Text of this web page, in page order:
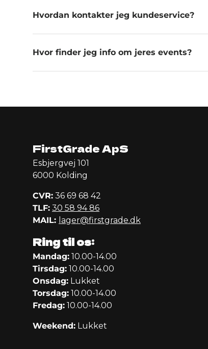
Hvordan kontakter jeg kundeservice?
Hvor finder jeg info om jeres events?
FirstGrade ApS
Esbjergvej 101
6000 Kolding
CVR: 36 69 68 42
TLF: 30 58 94 86
MAIL: lager@firstgrade.dk
Ring til os:
Mandag: 10.00-14.00
Tirsdag: 10.00-14.00
Onsdag: Lukket
Torsdag: 10.00-14.00
Fredag: 10.00-14.00
Weekend: Lukket